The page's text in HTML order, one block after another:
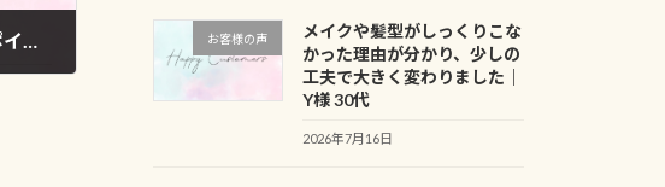
顔タイプと骨格タイプの比重を置くポイントが明確になりました M様 お客様の声
メイクや髪型がしっくりこな
かった理由が分かり、少しの
工夫で大きく変わりました｜
Y様 30代
2026年7月16日